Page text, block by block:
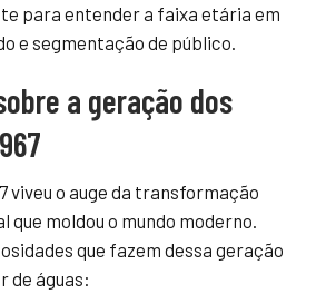
para entender a faixa etária em
e segmentação de público.
a geração dos
viveu o auge da transformação
moldou o mundo moderno.
que fazem dessa geração
de águas: